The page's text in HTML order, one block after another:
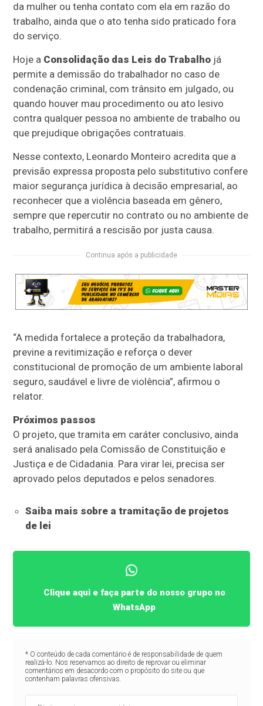
da mulher ou tenha contato com ela em razão do
trabalho, ainda que o ato tenha sido praticado fora
do serviço.
Hoje a Consolidação das Leis do Trabalho já
permite a demissão do trabalhador no caso de
condenação criminal, comtrânsito em julgado, ou
quando houver mau procedimento ou ato lesivo
contra qualquer pessoa no ambiente de trabalho ou
que prejudique obrigações contratuais.
Nesse contexto, Leonardo Monteiro acredita que a
previsão expressa proposta pelo substitutivo confere
maior segurança jurídica à decisão empresarial, ao
reconhecer que a violência baseada em gênero,
sempre que repercutir no contrato ou no ambiente de
trabalho, permitirá a rescisão por justa causa.
Continua após a publicidade
“A medida fortalece a proteção da trabalhadora,
previne a revitimização e reforça o dever
constitucional de promoção de um ambiente laboral
seguro, saudável e livre de violência”, afirmou o
relator.
Próximos passos
O projeto, que tramita em caráter conclusivo, ainda
será analisado pela Comissão de Constituição e
Justiça e de Cidadania. Para virar lei, precisa ser
aprovado pelos deputados e pelos senadores.
Saiba mais sobre a tramitação de projetos
de lei
Clique aqui e faça parte do nosso grupo no
WhatsApp
* O conteúdo de cada comentário é de responsabilidade de quem
realizá-lo. Nos reservamos ao direito de reprovar ou eliminar
comentários em desacordo com o propósito do site ou que
contenham palavras ofensivas.